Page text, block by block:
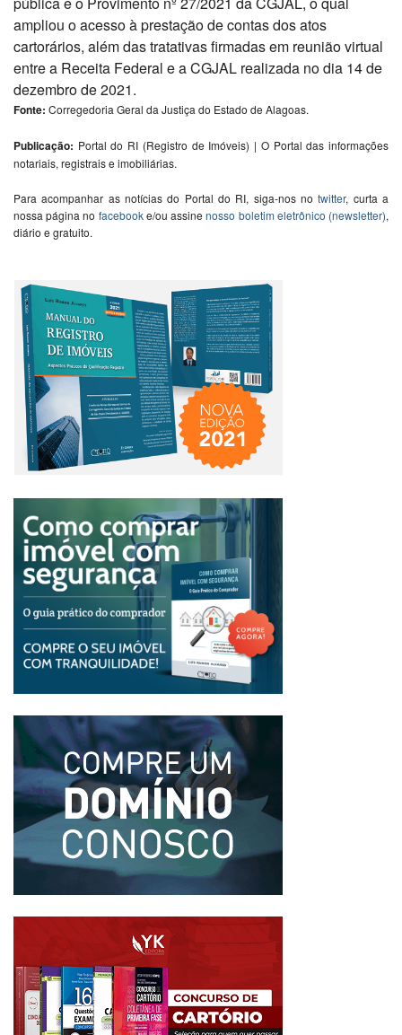
ampliou o acesso à prestação de contas dos atos
cartorários, além das tratativas firmadas em reunião virtual
entre a Receita Federal e a CGJAL realizada no dia 14 de
dezembro de 2021.
Fonte: Corregedoria Geral da Justiça do Estado de Alagoas.
Publicação: Portal do RI (Registro de Imóveis) | O Portal das informações
notariais, registrais e imobiliárias.
Para acompanhar as notícias do Portal do RI, siga-nos notwitter, curta a
nossa página no facebooke/ou assinenosso boletim eletrônico (newsletter),
diário e gratuito.